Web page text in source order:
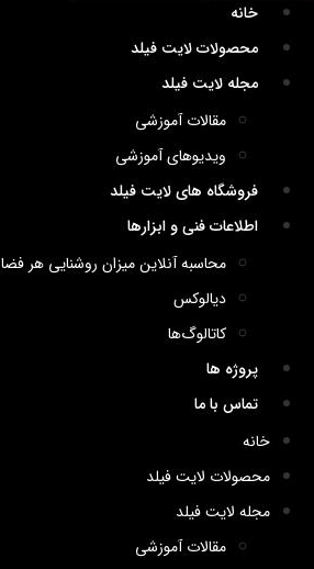
خانه
محصولات لایت فیلد
مجله لایت فیلد
مقالات آموزشی
ویدیوهای آموزشی
فروشگاه های لایت فیلد
اطلاعات فنی و ابزارها
محاسبه آنلاین میزان روشنایی هر فضا
دیالوکس
کاتالوگ‌ها
پروژه ها
تماس با ما
خانه
محصولات لایت فیلد
مجله لایت فیلد
مقالات آموزشی